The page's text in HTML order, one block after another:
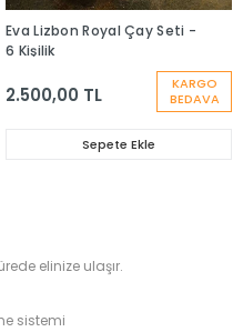
KARGO
BEDAVA
Eva Lizbon Royal Çay Seti -
6 Kişilik
2.500,00 TL
Sepete Ekle
elinize ulaşır.
sistemi